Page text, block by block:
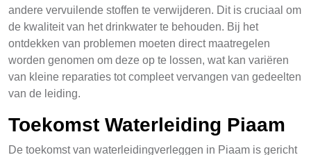
andere vervuilende stoffen te verwijderen. Dit is cruciaal om
de kwaliteit van het drinkwater te behouden. Bij het
ontdekken van problemen moeten direct maatregelen
worden genomen om deze op te lossen, wat kan variëren
van kleine reparaties tot compleet vervangen van gedeelten
van de leiding.
Toekomst Waterleiding Piaam
De toekomst van waterleidingverleggen in Piaam is gericht